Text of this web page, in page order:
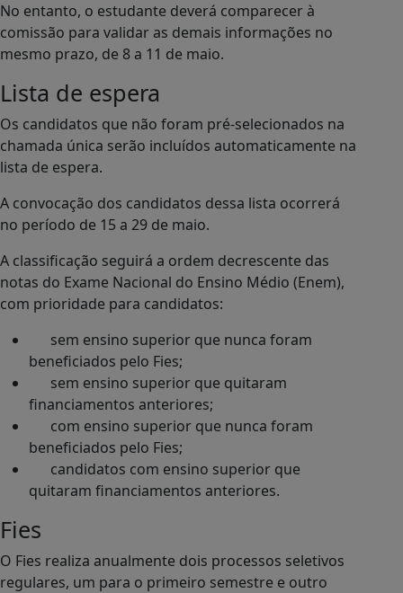
No entanto, o estudante deverá comparecer à
comissão para validar as demais informações no
mesmo prazo, de 8 a 11 de maio.
Lista de espera
Os candidatos que não foram pré-selecionados na
chamada única serão incluídos automaticamente na
lista de espera.
A convocação dos candidatos dessa lista ocorrerá
no período de 15 a 29 de maio.
A classificação seguirá a ordem decrescente das
notas do Exame Nacional do Ensino Médio (Enem),
com prioridade para candidatos:
sem ensino superior que nunca foram
beneficiados pelo Fies;
sem ensino superior que quitaram
financiamentos anteriores;
com ensino superior que nunca foram
beneficiados pelo Fies;
candidatos com ensino superior que
quitaram financiamentos anteriores.
Fies
O Fies realiza anualmente dois processos seletivos
regulares, um para o primeiro semestre e outro